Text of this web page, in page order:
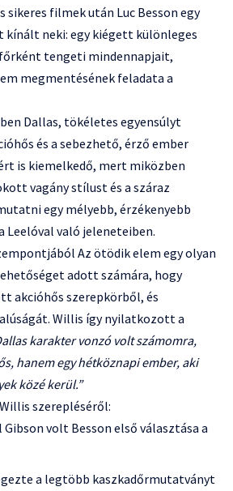
sikeres filmek után Luc Besson egy
kínált neki: egy kiégett különleges
tengeti mindennapjait,
megmentésének feladata a
Dallas, tökéletes egyensúlyt
és a sebezhető, érző ember
is kiemelkedő, mert miközben
vagány stílust és a száraz
egy mélyebb, érzékenyebb
Leelóval való jeleneteiben.
Az ötödik elem egy olyan
adott számára, hogy
akcióhős szerepkörből, és
Willis így nyilatkozott a
karakter vonzó volt számomra,
hanem egy hétköznapi ember, aki
közé kerül.”
szerepléséről:
volt Besson első választása a
a legtöbb kaszkadőrmutatványt